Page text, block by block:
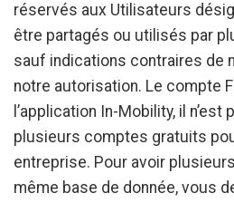
réservés aux Utilisateurs
être partagés ou utilisés par
sauf indications contraires de
notre autorisation. Le compte
l’application In-Mobility, il
plusieurs comptes gratuits
entreprise. Pour avoir
même base de donnée, vous